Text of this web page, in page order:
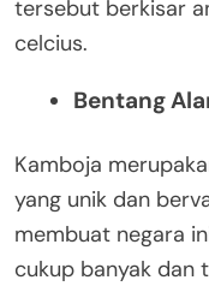
tersebut berkisar
celcius.
Bentang
Kamboja
yang unik dan
membuat negara
cukup banyak dan